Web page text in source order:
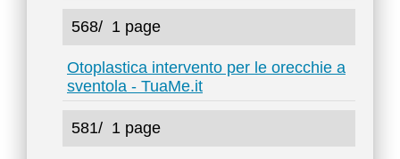
568/ 1 page
Otoplastica intervento per le orecchie a
sventola - TuaMe.it
581/ 1 page